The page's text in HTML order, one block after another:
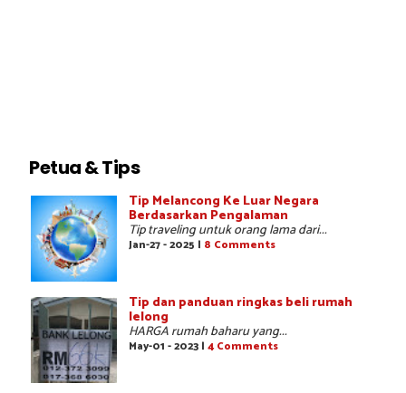
Petua & Tips
Tip Melancong Ke Luar Negara
Berdasarkan Pengalaman
Tip traveling untuk orang lama dari...
Jan-27 - 2025 | 8 Comments
Tip dan panduan ringkas beli rumah
lelong
HARGA rumah baharu yang...
May-01 - 2023 | 4 Comments